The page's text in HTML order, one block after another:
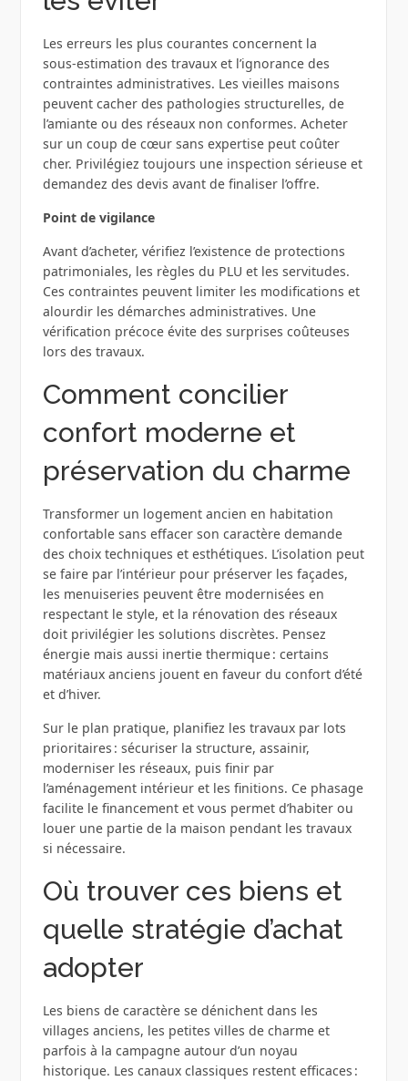
Les erreurs les plus courantes concernent la
sous‑estimation des travaux et l’ignorance des
contraintes administratives. Les vieilles maisons
peuvent cacher des pathologies structurelles, de
l’amiante ou des réseaux non conformes. Acheter
sur un coup de cœur sans expertise peut coûter
cher. Privilégiez toujours une inspection sérieuse et
demandez des devis avant de finaliser l’offre.
Point de vigilance
Avant d’acheter, vérifiez l’existence de protections
patrimoniales, les règles du PLU et les servitudes.
Ces contraintes peuvent limiter les modifications et
alourdir les démarches administratives. Une
vérification précoce évite des surprises coûteuses
lors des travaux.
Comment concilier
confort moderne et
préservation du charme
Transformer un logement ancien en habitation
confortable sans effacer son caractère demande
des choix techniques et esthétiques. L’isolation peut
se faire par l’intérieur pour préserver les façades,
les menuiseries peuvent être modernisées en
respectant le style, et la rénovation des réseaux
doit privilégier les solutions discrètes. Pensez
énergie mais aussi inertie thermique : certains
matériaux anciens jouent en faveur du confort d’été
et d’hiver.
Sur le plan pratique, planifiez les travaux par lots
prioritaires : sécuriser la structure, assainir,
moderniser les réseaux, puis finir par
l’aménagement intérieur et les finitions. Ce phasage
facilite le financement et vous permet d’habiter ou
louer une partie de la maison pendant les travaux
si nécessaire.
Où trouver ces biens et
quelle stratégie d’achat
adopter
Les biens de caractère se dénichent dans les
villages anciens, les petites villes de charme et
parfois à la campagne autour d’un noyau
historique. Les canaux classiques restent efficaces :